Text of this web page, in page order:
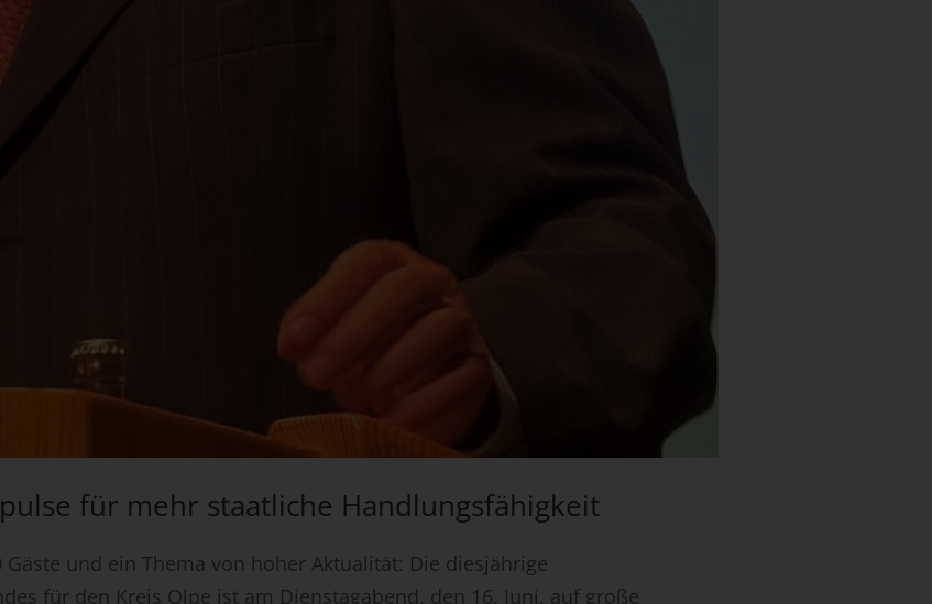
für mehr staatliche Handlungsfähigkeit
und ein Thema von hoher Aktualität: Die diesjährige
für den Kreis Olpe ist am Dienstagabend, den 16. Juni, auf große